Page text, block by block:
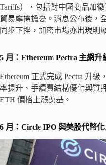
Tariffs），包括對中國商品加
貿易摩擦擔憂。消息公布後，
同步下挫，加密市場亦出現明
5 月：Ethereum Pectra 主網升
Ethereum 正式完成 Pectra 升級
率提升、手續費結構優化與質
ETH 價格上漲奠基。
6 月：Circle IPO 與美股代幣